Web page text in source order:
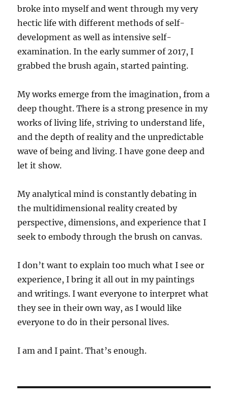
broke into myself and went through my very
hectic life with different methods of self-
development as well as intensive self-
examination. In the early summer of 2017, I
grabbed the brush again, started painting.
My works emerge from the imagination, from a
deep thought. There is a strong presence in my
works of living life, striving to understand life,
and the depth of reality and the unpredictable
wave of being and living. I have gone deep and
let it show.
My analytical mind is constantly debating in
the multidimensional reality created by
perspective, dimensions, and experience that I
seek to embody through the brush on canvas.
I don’t want to explain too much what I see or
experience, I bring it all out in my paintings
and writings. I want everyone to interpret what
they see in their own way, as I would like
everyone to do in their personal lives.
I am and I paint. That’s enough.